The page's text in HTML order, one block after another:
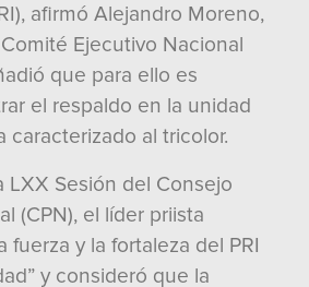
afirmó Alejandro Moreno,
Ejecutivo Nacional
que para ello es
el respaldo en la unidad
caracterizado al tricolor.
LXX Sesión del Consejo
(CPN), el líder priista
fuerza y la fortaleza del PRI
y consideró que la